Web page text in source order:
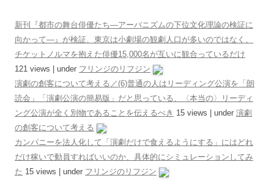
新刊『都市の舞台俳優たち―アーバニズムの下位文化理論の検証に
向かって―』が検証、東京は小劇場の観劇人口が多いのではなく、
チケットノルマを抱えた俳優15,000名が互いに観合っているだけ
121 views
under フリンジのリフジン
演劇の創客について考える／(6)普通の人はリーディング公演を「朗
読会」「演劇公演の簡易版」だと思っている、〈本当の〉リーディ
ング公演が全く別物であることを伝えるべき 15 views under 演劇
の創客について考える
カンパニーを法人化して「演劇だけで食えるようにする」にはどれ
だけ稼いで動員すればいいのか、具体的にシミュレーションしてみ
た 15 views under フリンジのリフジン